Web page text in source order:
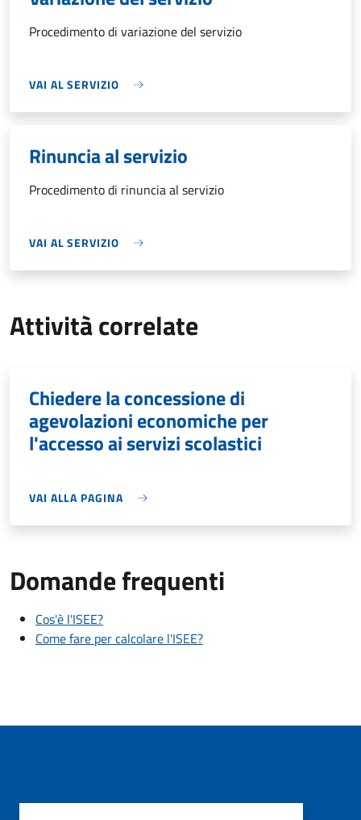
Procedimento di variazione del servizio
VAI AL SERVIZIO
Rinuncia al servizio
Procedimento di rinuncia al servizio
VAI AL SERVIZIO
Attività correlate
Chiedere la concessione di
agevolazioni economiche per
l'accesso ai servizi scolastici
VAI ALLA PAGINA
Domande frequenti
Cos'è l'ISEE?
Come fare per calcolare l'ISEE?